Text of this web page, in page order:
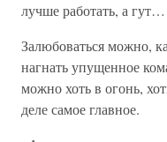
лучше работать, а гут…
Залюбоваться можно,
нагнать упущенное
можно хоть в огонь,
деле самое главное.